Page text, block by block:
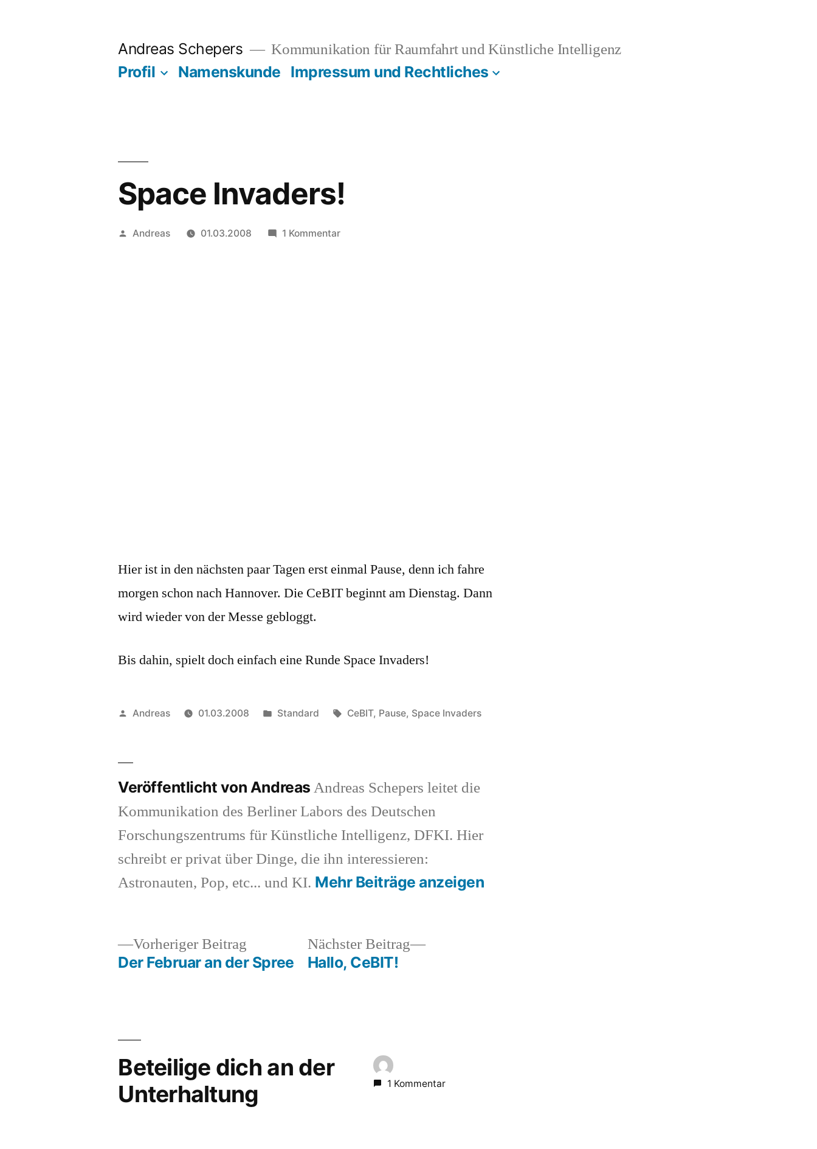
Andreas Schepers Kommunikation für Raumfahrt und Künstliche Intelligenz
Profil Namenskunde Impressum und Rechtliches
Space Invaders!
Veröffentlicht
Andreas 01.03.2008 1 Kommentarzu
Hier ist in den nächsten paar Tagen erst einmal Pause, denn ich fahre
morgen schon nach Hannover. Die CeBIT beginnt am Dienstag. Dann
wird wieder von der Messe gebloggt.
Bis dahin, spielt doch einfach eine Runde Space Invaders!
Veröffentlicht
Andreas 01.03.2008
Veröffentlicht
Standard Schlagwörter:
CeBIT, Pause, Space Invaders
Veröffentlicht von Andreas Andreas Schepers leitet die
Kommunikation des Berliner Labors des Deutschen
Forschungszentrums für Künstliche Intelligenz, DFKI. Hier
schreibt er privat über Dinge, die ihn interessieren:
Astronauten, Pop, etc... und KI. Mehr Beiträge anzeigen
Beitragsnavigation
Vorheriger Beitrag Vorheriger
Beitrag:
Der Februar an der Spree
Nächster Beitrag
Nächster
Hallo, CeBIT!
Beteilige dich an der
Unterhaltung
1 Kommentar